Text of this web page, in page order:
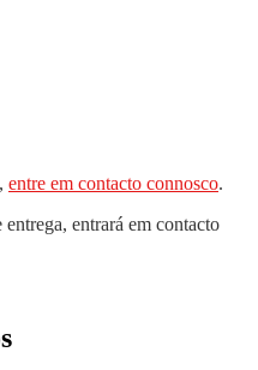
entre em contacto connosco.
entrará em contacto